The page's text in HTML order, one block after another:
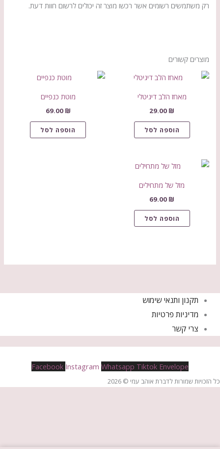
רק משתמשים רשומים אשר רכשו מוצר זה יכולים לרשום חוות דעת.
מוצרים קשורים
מאחז הלב דיגיטלי
29.00 ₪
הוספה לסל
מוטת כנפיים
69.00 ₪
הוספה לסל
מזל של מתחילים
69.00 ₪
הוספה לסל
תקנון ותנאי שימוש
מדיניות פרטיות
צרי קשר
Facebook Instagram Whatsapp Tiktok Envelope
כל הזכויות שמורות לדברת אוהב עמי © 2026